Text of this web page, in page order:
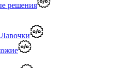
решения